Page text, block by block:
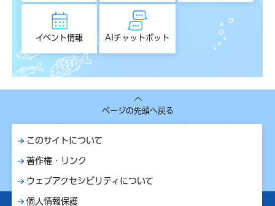
イベント情報 AIチャットボット
ページの先頭へ戻る
このサイトについて
著作権・リンク
ウェブアクセシビリティについて
個人情報保護